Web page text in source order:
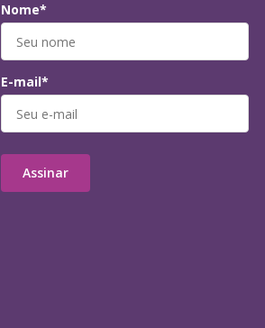
Nome*
E-mail*
Assinar